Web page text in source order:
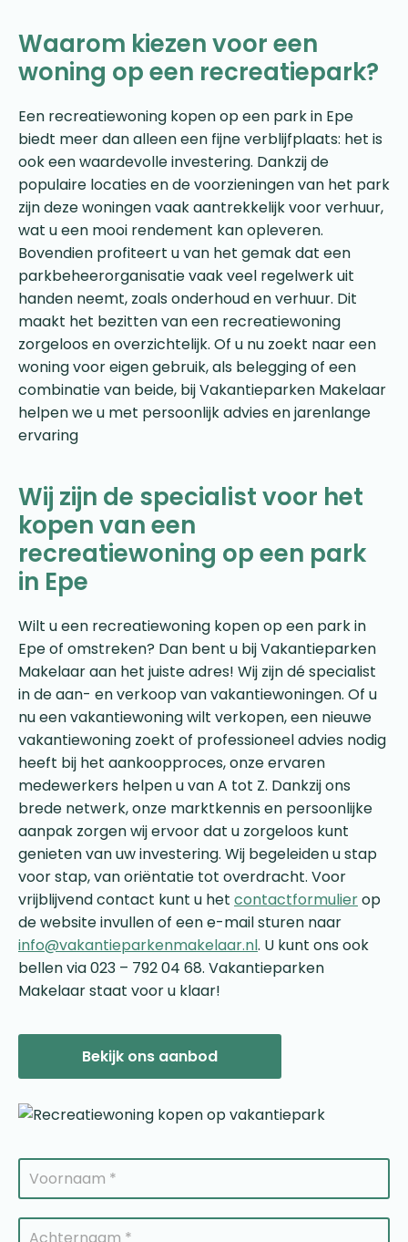
Waarom kiezen voor een
woning op een recreatiepark?
Een recreatiewoning kopen op een park in Epe
biedt meer dan alleen een fijne verblijfplaats: het is
ook een waardevolle investering. Dankzij de
populaire locaties en de voorzieningen van het park
zijn deze woningen vaak aantrekkelijk voor verhuur,
wat u een mooi rendement kan opleveren.
Bovendien profiteert u van het gemak dat een
parkbeheerorganisatie vaak veel regelwerk uit
handen neemt, zoals onderhoud en verhuur. Dit
maakt het bezitten van een recreatiewoning
zorgeloos en overzichtelijk. Of u nu zoekt naar een
woning voor eigen gebruik, als belegging of een
combinatie van beide, bij Vakantieparken Makelaar
helpen we u met persoonlijk advies en jarenlange
ervaring
Wij zijn de specialist voor het
kopen van een
recreatiewoning op een park
in Epe
Wilt u een recreatiewoning kopen op een park in
Epe of omstreken? Dan bent u bij Vakantieparken
Makelaar aan het juiste adres! Wij zijn dé specialist
in de aan- en verkoop van vakantiewoningen. Of u
nu een vakantiewoning wilt verkopen, een nieuwe
vakantiewoning zoekt of professioneel advies nodig
heeft bij het aankoopproces, onze ervaren
medewerkers helpen u van A tot Z. Dankzij ons
brede netwerk, onze marktkennis en persoonlijke
aanpak zorgen wij ervoor dat u zorgeloos kunt
genieten van uw investering. Wij begeleiden u stap
voor stap, van oriëntatie tot overdracht. Voor
vrijblijvend contact kunt u het contactformulierop
de website invullen of een e-mail sturen naar
info@vakantieparkenmakelaar.nl. U kunt ons ook
bellen via 023 – 792 04 68. Vakantieparken
Makelaar staat voor u klaar!
Bekijk ons aanbod